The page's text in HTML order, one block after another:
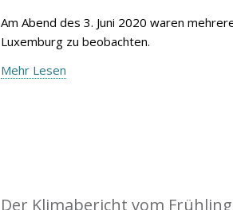
Am Abend des 3. Juni 2020 waren
Luxemburg zu beobachten.
Mehr Lesen
Der Klimabericht vom